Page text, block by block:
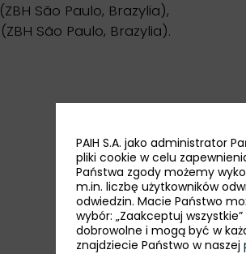
(ZBH São Paulo, Brazylia),
(ZBH São Paulo, Brazylia).
PAIH S.A. jako administrator
pliki cookie w celu
Państwa zgody możemy
m.in. liczbę użytkowników
odwiedzin. Macie Państwo
wybór: „Zaakceptuj
dobrowolne i mogą być w
znajdziecie Państwo w naszej